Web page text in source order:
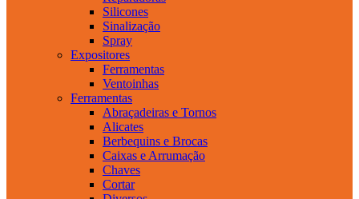
Silicones
Sinalização
Spray
Expositores
Ferramentas
Ventoinhas
Ferramentas
Abraçadeiras e Tornos
Alicates
Berbequins e Brocas
Caixas e Arrumação
Chaves
Cortar